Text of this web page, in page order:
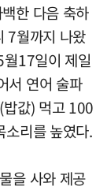
한 다음 축하
7월까지 나왔
17일이 제일
서 연어 술파
밥값) 먹고 100
리를 높였다.
을 사와 제공